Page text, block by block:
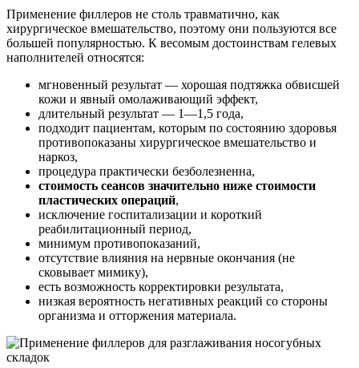
Применение филлеров не столь травматично, как
хирургическое вмешательство, поэтому они пользуются все
большей популярностью. К весомым достоинствам гелевых
наполнителей относятся:
мгновенный результат — хорошая подтяжка обвисшей
кожи и явный омолаживающий эффект,
длительный результат — 1—1,5 года,
подходит пациентам, которым по состоянию здоровья
противопоказаны хирургическое вмешательство и
наркоз,
процедура практически безболезненна,
стоимость сеансов значительно ниже стоимости
пластических операций,
исключение госпитализации и короткий
реабилитационный период,
минимум противопоказаний,
отсутствие влияния на нервные окончания (не
сковывает мимику),
есть возможность корректировки результата,
низкая вероятность негативных реакций со стороны
организма и отторжения материала.